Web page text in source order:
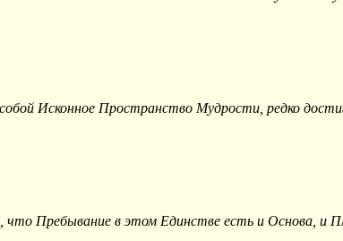
Исконное Пространство Мудрости, редко
Пребывание в этом Единстве есть и Основа, и